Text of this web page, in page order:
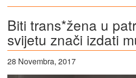
Biti trans*žena u
svijetu znači izdati
28 Novembra, 2017